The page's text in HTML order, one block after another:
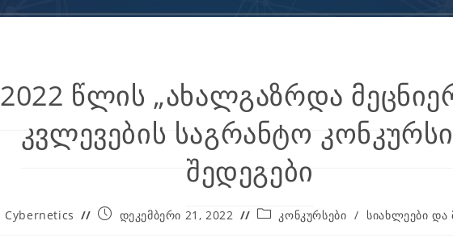
2022 წლის „ახალგაზრდა
კვლევების საგრანტო
შედეგები
Cybernetics დეკემბერი 21, 2022 კონკურსები / სიახლეები და